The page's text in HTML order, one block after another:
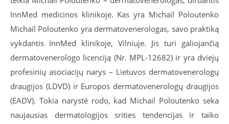
InnMed medicinos klinikoje. Kas yra Michail Poloutenko
Michail Poloutenko yra dermatovenerologas, savo praktiką
vykdantis InnMed klinikoje, Vilniuje. Jis turi galiojančią
dermatovenerologo licenciją (Nr. MPL-12682) ir yra dviejų
profesinių asociacijų narys – Lietuvos dermatovenerologų
draugijos (LDVD) ir Europos dermatovenerologų draugijos
(EADV). Tokia narystė rodo, kad Michail Poloutenko seka
naujausias dermatologijos srities tendencijas ir taiko